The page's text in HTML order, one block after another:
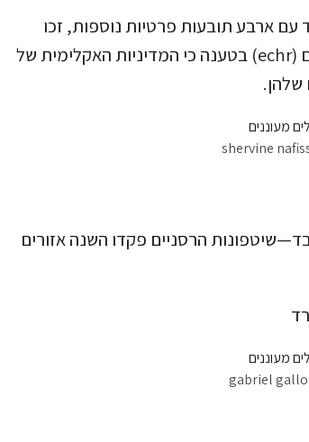
עם ארבע תובעות פרטיות נוספות, זכו
בתביעה נגד שוויץ לבית הדין האירופי לזכויות האדם (echr) בטענה כי המדיניות האקלימית של
שלהן.
הרסניים פקדו השנה אזורים